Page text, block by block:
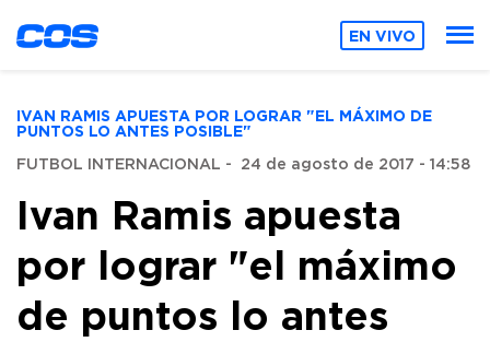
EN VIVO
IVAN RAMIS APUESTA POR LOGRAR "EL MÁXIMO DE
PUNTOS LO ANTES POSIBLE"
FUTBOL INTERNACIONAL - 24 de agosto de 2017 - 14:58
Ivan Ramis apuesta
por lograr "el máximo
de puntos lo antes